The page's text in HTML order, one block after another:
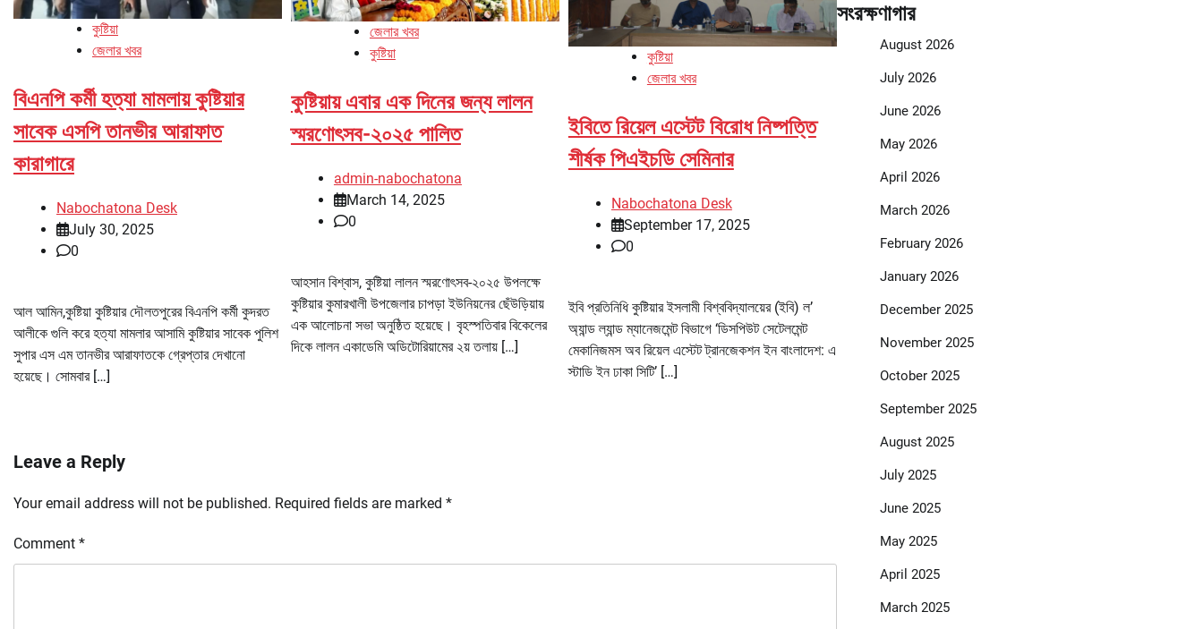
কুষ্টিয়া
জেলার খবর
বিএনপি কর্মী হত্যা মামলায় কুষ্টিয়ার
সাবেক এসপি তানভীর আরাফাত
কারাগারে
Nabochatona Desk
July 30, 2025
0
আল আমিন,কুষ্টিয়া কুষ্টিয়ার দৌলতপুরের বিএনপি কর্মী কুদরত
আলীকে গুলি করে হত্যা মামলার আসামি কুষ্টিয়ার সাবেক পুলিশ
সুপার এস এম তানভীর আরাফাতকে গ্রেপ্তার দেখানো
হয়েছে। সোমবার […]
জেলার খবর
কুষ্টিয়া
কুষ্টিয়ায় এবার এক দিনের জন্য লালন
স্মরণোৎসব-২০২৫ পালিত
admin-nabochatona
March 14, 2025
0
আহসান বিশ্বাস, কুষ্টিয়া লালন স্মরণোৎসব-২০২৫ উপলক্ষে
কুষ্টিয়ার কুমারখালী উপজেলার চাপড়া ইউনিয়নের ছেঁউড়িয়ায়
এক আলোচনা সভা অনুষ্ঠিত হয়েছে। বৃহস্পতিবার বিকেলের
দিকে লালন একাডেমি অডিটোরিয়ামের ২য় তলায় […]
কুষ্টিয়া
জেলার খবর
ইবিতে রিয়েল এস্টেট বিরোধ নিষ্পত্তি
শীর্ষক পিএইচডি সেমিনার
Nabochatona Desk
September 17, 2025
0
ইবি প্রতিনিধি কুষ্টিয়ার ইসলামী বিশ্ববিদ্যালয়ের (ইবি) ল’
অ্যান্ড ল্যান্ড ম্যানেজমেন্ট বিভাগে ‘ডিসপিউট সেটেলমেন্ট
মেকানিজমস অব রিয়েল এস্টেট ট্রানজেকশন ইন বাংলাদেশ: এ
স্টাডি ইন ঢাকা সিটি’ […]
Leave a Reply
Your email address will not be published. Required fields are marked *
Comment *
সংরক্ষণাগার
August 2026
July 2026
June 2026
May 2026
April 2026
March 2026
February 2026
January 2026
December 2025
November 2025
October 2025
September 2025
August 2025
July 2025
June 2025
May 2025
April 2025
March 2025